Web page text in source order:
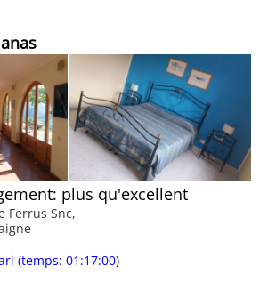
plus qu'excellent
Ferrus Snc,
(temps: 01:17:00)